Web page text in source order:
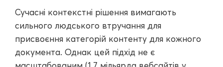
Сучасні контекстні рішення вимагають
сильного людського втручання для
присвоєння категорій контенту для кожного
документа. Однак цей підхід не є